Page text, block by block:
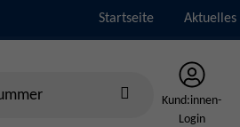
Startseite Aktuelles
Kund:innen-
Login